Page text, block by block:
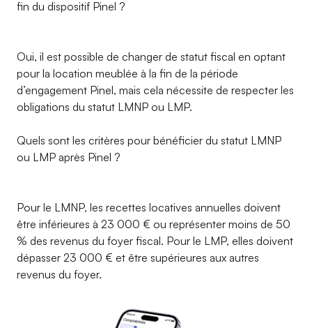
fin du dispositif Pinel ?
Oui, il est possible de changer de statut fiscal en optant
pour la location meublée à la fin de la période
d’engagement Pinel, mais cela nécessite de respecter les
obligations du statut LMNP ou LMP.
Quels sont les critères pour bénéficier du statut LMNP
ou LMP après Pinel ?
Pour le LMNP, les recettes locatives annuelles doivent
être inférieures à 23 000 € ou représenter moins de 50
% des revenus du foyer fiscal. Pour le LMP, elles doivent
dépasser 23 000 € et être supérieures aux autres
revenus du foyer.